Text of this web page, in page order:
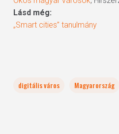
Lásd még:
„Smart cities” tanulmány
digitális város Magyarország